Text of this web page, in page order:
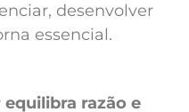
desenvolver
essencial.
razão e